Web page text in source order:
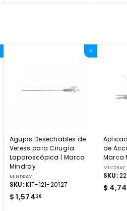
.
Agregar al carrito
Agujas Desechables de
Veress para Cirugía
Laparoscópica | Marca
Mindray
MINDRAY
SKU:KIT-121-20127
$ 1,574 28
de
Marca
MINDRAY
SKU:
$